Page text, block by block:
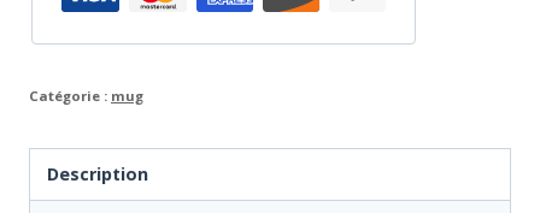
Catégorie : mug
Description